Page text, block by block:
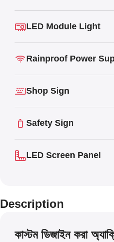
LED Module Light
Rainproof Power
Shop Sign
Safety Sign
LED Screen Panel
Description
কাস্টম ডিজাইন করা